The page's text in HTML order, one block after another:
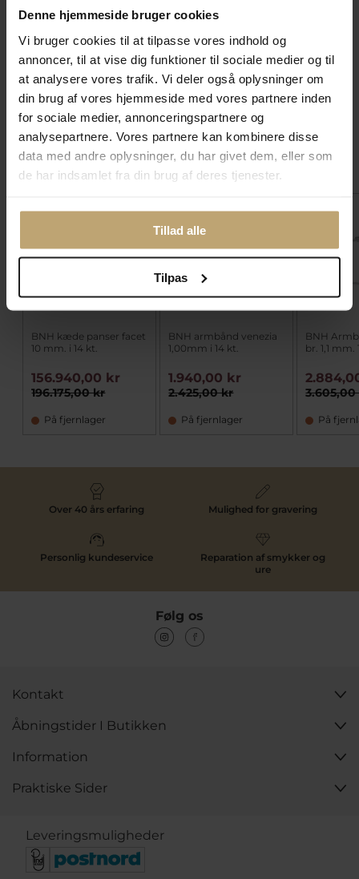
Denne hjemmeside bruger cookies
Vi bruger cookies til at tilpasse vores indhold og
annoncer, til at vise dig funktioner til sociale medier og til
at analysere vores trafik. Vi deler også oplysninger om
din brug af vores hjemmeside med vores partnere inden
for sociale medier, annonceringspartnere og
analysepartnere. Vores partnere kan kombinere disse
data med andre oplysninger, du har givet dem, eller som
de har indsamlet fra din brug af deres tjenester.
Tillad alle
Tilpas
Spar 110,00 kr
440,00 kr
Tilføj til kurv
Ønskeskyen
Spar 125,00 kr
Pris: 500,00 kr
Tilføj til kurv
Tilføj til
Ønskeskyen
Match med
BNH kæde panser facet
10 mm. i 14 kt.
196.175,00 kr
156.940,00 kr
På fjernlager
BNH armbånd venezia
1,00mm i 14 kt.
2.425,00 kr
1.940,00 kr
På fjernlager
BNH
br. 1,1
På
Over 40 års erfaring Mulighed for gravering
Personlig kundeservice
Reparation af smykker og
ure
Følg os
Kontakt
Åbningstider I Butikken
Information
Praktiske Sider
Leveringsmuligheder